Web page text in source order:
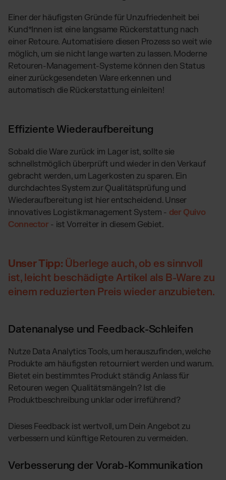
Einer der häufigsten Gründe für Unzufriedenheit bei
Kund*Innen ist eine langsame Rückerstattung nach
einer Retoure. Automatisiere diesen Prozess so weit wie
möglich, um sie nicht lange warten zu lassen. Moderne
Retouren-Management-Systeme können den Status
einer zurückgesendeten Ware erkennen und
automatisch die Rückerstattung einleiten!
Effiziente Wiederaufbereitung
Sobald die Ware zurück im Lager ist, sollte sie
schnellstmöglich überprüft und wieder in den Verkauf
gebracht werden, um Lagerkosten zu sparen. Ein
durchdachtes System zur Qualitätsprüfung und
Wiederaufbereitung ist hier entscheidend. Unser
innovatives Logistikmanagement System - der Quivo
Connector - ist Vorreiter in diesem Gebiet.
Unser Tipp: Überlege auch, ob es sinnvoll
ist, leicht beschädigte Artikel als B-Ware zu
einem reduzierten Preis wieder anzubieten.
Datenanalyse und Feedback-Schleifen
Nutze Data Analytics Tools, um herauszufinden, welche
Produkte am häufigsten retourniert werden und warum.
Bietet ein bestimmtes Produkt ständig Anlass für
Retouren wegen Qualitätsmängeln? Ist die
Produktbeschreibung unklar oder irreführend?
Dieses Feedback ist wertvoll, um Dein Angebot zu
verbessern und künftige Retouren zu vermeiden.
Verbesserung der Vorab-Kommunikation